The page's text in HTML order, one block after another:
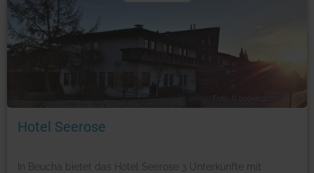
Foto: © booking.com
Hotel Seerose
In Beucha bietet das Hotel Seerose 3 Unterkünfte mit